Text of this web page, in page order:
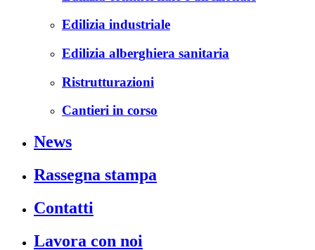
Edilizia industriale
Edilizia alberghiera sanitaria
Ristrutturazioni
Cantieri in corso
News
Rassegna stampa
Contatti
Lavora con noi